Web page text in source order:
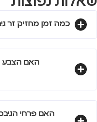
כמה זמן מחזיק זר
האם הצבע
האם פרחי